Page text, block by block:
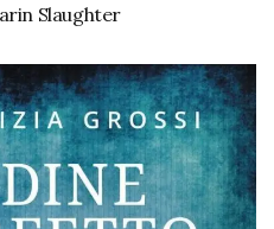
Slaughter